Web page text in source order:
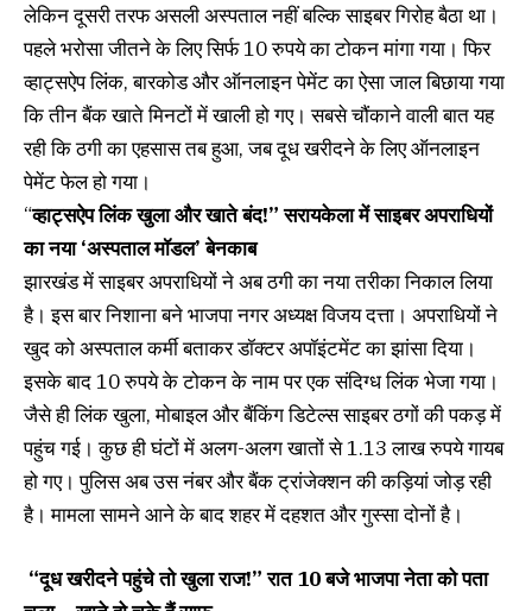
लेकिन दूसरी तरफ असली अस्पताल नहीं बल्कि साइबर गिरोह बैठा था।
पहले भरोसा जीतने के लिए सिर्फ 10 रुपये का टोकन मांगा गया। फिर
व्हाट्सऐप लिंक, बारकोड और ऑनलाइन पेमेंट का ऐसा जाल बिछाया गया
कि तीन बैंक खाते मिनटों में खाली हो गए। सबसे चौंकाने वाली बात यह
रही कि ठगी का एहसास तब हुआ, जब दूध खरीदने के लिए ऑनलाइन
पेमेंट फेल हो गया।
“व्हाट्सऐप लिंक खुला और खाते बंद!” सरायकेला में साइबर अपराधियों
का नया ‘अस्पताल मॉडल’ बेनकाब
झारखंड में साइबर अपराधियों ने अब ठगी का नया तरीका निकाल लिया
है। इस बार निशाना बने भाजपा नगर अध्यक्ष विजय दत्ता। अपराधियों ने
खुद को अस्पताल कर्मी बताकर डॉक्टर अपॉइंटमेंट का झांसा दिया।
इसके बाद 10 रुपये के टोकन के नाम पर एक संदिग्ध लिंक भेजा गया।
जैसे ही लिंक खुला, मोबाइल और बैंकिंग डिटेल्स साइबर ठगों की पकड़ में
पहुंच गई। कुछ ही घंटों में अलग-अलग खातों से 1.13 लाख रुपये गायब
हो गए। पुलिस अब उस नंबर और बैंक ट्रांजेक्शन की कड़ियां जोड़ रही
है। मामला सामने आने के बाद शहर में दहशत और गुस्सा दोनों है।
“दूध खरीदने पहुंचे तो खुला राज!” रात 10 बजे भाजपा नेता को पता